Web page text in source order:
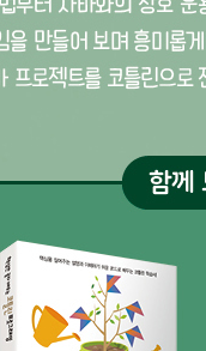
...... 320